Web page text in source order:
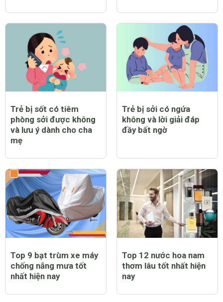
Trẻ bị sốt có tiêm
phòng sởi được không
và lưu ý dành cho cha
mẹ
Trẻ bị sởi có ngứa
không và lời giải đáp
đầy bất ngờ
Top 9 bạt trùm xe máy
chống nắng mưa tốt
nhất hiện nay
Top 12 nước hoa nam
thơm lâu tốt nhất hiện
nay